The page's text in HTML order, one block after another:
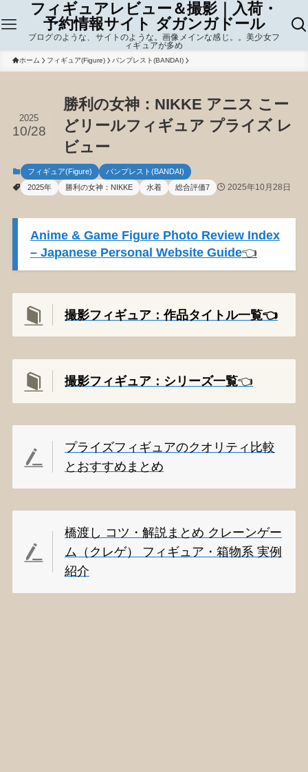
フィギュアレビュー＆撮影｜入荷・
予約情報サイト ダガンガドール
ブログのような、サイトのような。画像メインな感じ。。美少女フ
ィギュアが多め
ホーム フィギュア(Figure) バンプレスト(BANDAI)
勝利の女神：NIKKE アニス こー
どリールフィギュア プライズ レ
ビュー
2025
10/28
フィギュア(Figure)
バンプレスト(BANDAI)
2025年
勝利の女神：NIKKE 水着 総合評価7 2025年10月28日
Anime & Game Figure Photo Review Index
– Japanese Personal Website Guide👈️
撮影フィギュア：作品タイトル一覧👈️
撮影フィギュア：シリーズ一覧👈️
プライズフィギュアのクオリティ比較
とおすすめまとめ
橋渡し コツ・解説まとめ クレーンゲー
ム（クレゲ） フィギュア・箱物系 実例
紹介